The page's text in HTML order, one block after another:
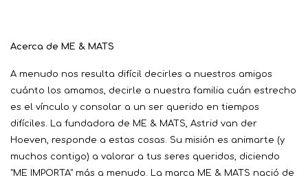
Acerca de ME & MATS
A menudo nos resulta difícil decirles a nuestros amigos
cuánto los amamos, decirle a nuestra familia cuán estrecho
es el vínculo y consolar a un ser querido en tiempos
difíciles. La fundadora de ME & MATS, Astrid van der
Hoeven, responde a estas cosas. Su misión es animarte (y
muchos contigo) a valorar a tus seres queridos, diciendo
"ME IMPORTA" más a menudo. La marca ME & MATS nació de